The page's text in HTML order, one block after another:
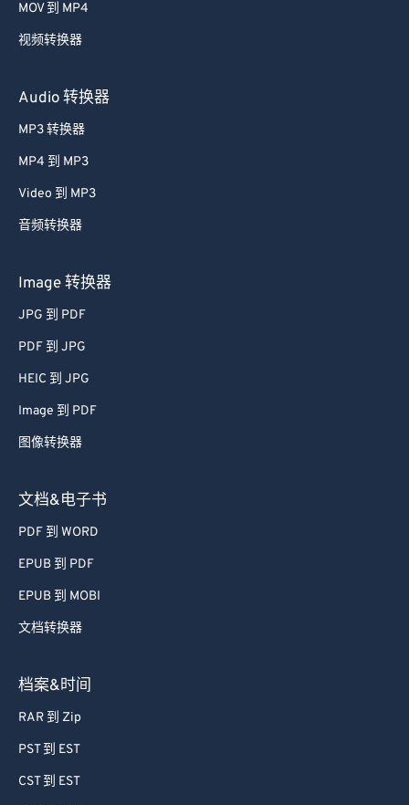
MOV 到 MP4
视频转换器
Audio 转换器
MP3 转换器
MP4 到 MP3
Video 到 MP3
音频转换器
Image 转换器
JPG 到 PDF
PDF 到 JPG
HEIC 到 JPG
Image 到 PDF
图像转换器
文档&电子书
PDF 到 WORD
EPUB 到 PDF
EPUB 到 MOBI
文档转换器
档案&时间
RAR 到 Zip
PST 到 EST
CST 到 EST